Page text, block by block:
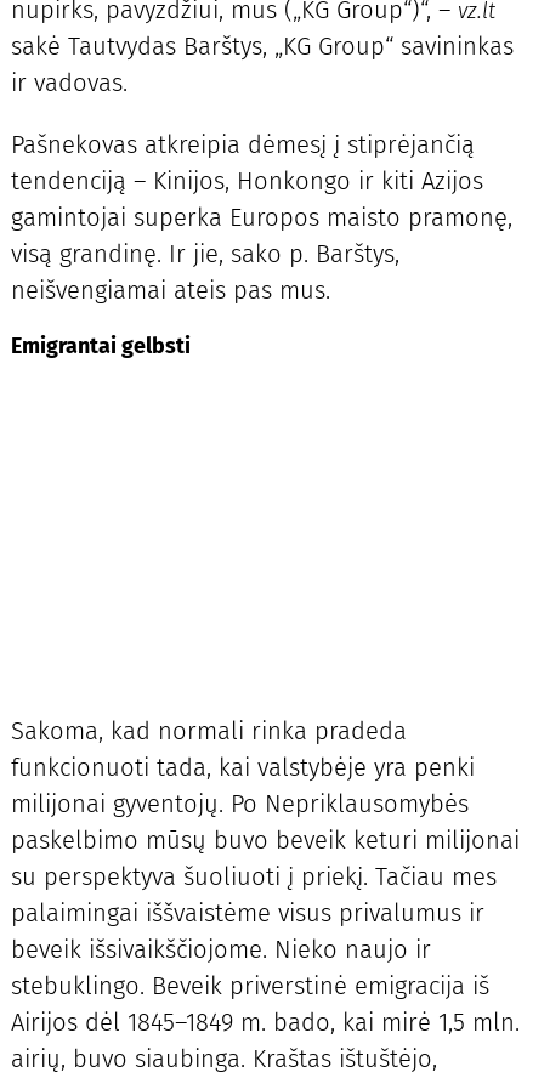
nupirks, pavyzdžiui, mus („KG Group“)“, – vz.lt
sakė Tautvydas Barštys, „KG Group“ savininkas
ir vadovas.
Pašnekovas atkreipia dėmesį į stiprėjančią
tendenciją – Kinijos, Honkongo ir kiti Azijos
gamintojai superka Europos maisto pramonę,
visą grandinę. Ir jie, sako p. Barštys,
neišvengiamai ateis pas mus.
Emigrantai gelbsti
Sakoma, kad normali rinka pradeda
funkcionuoti tada, kai valstybėje yra penki
milijonai gyventojų. Po Nepriklausomybės
paskelbimo mūsų buvo beveik keturi milijonai
su perspektyva šuoliuoti į priekį. Tačiau mes
palaimingai iššvaistėme visus privalumus ir
beveik išsivaikščiojome. Nieko naujo ir
stebuklingo. Beveik priverstinė emigracija iš
Airijos dėl 1845–1849 m. bado, kai mirė 1,5 mln.
airių, buvo siaubinga. Kraštas ištuštėjo,